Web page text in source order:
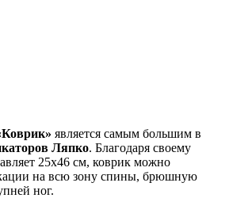
является самым большим в
Ляпко. Благодаря своему
25х46 см, коврик можно
на всю зону спины, брюшную
ног.